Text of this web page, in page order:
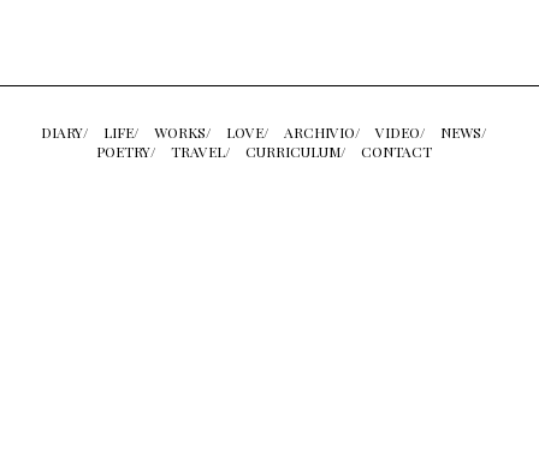
DIARY/ LIFE/ WORKS/ LOVE/ ARCHIVIO/ VIDEO/
NEWS/
POETRY/
TRAVEL/ CURRICULUM/ CONTACT